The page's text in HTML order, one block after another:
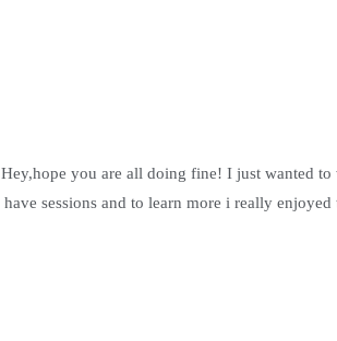
Hey,hope you are all doing fine! I just wanted
have sessions and to learn more i really